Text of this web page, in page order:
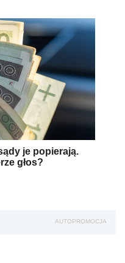
je popierają.
głos?
AUTOPROMOCJA